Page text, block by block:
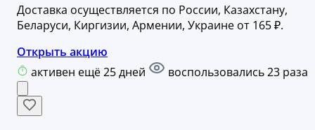
Доставка осуществляется по России, Казахстану,
Беларуси, Киргизии, Армении, Украине от 165 ₽.
Открыть акцию
активен ещё 25 дней
воспользовались 23 раза